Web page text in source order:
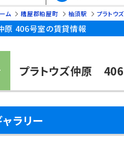
ム 糟屋郡粕屋町 柚須駅 プラトウ
原 406号室の賃貸情報
プラトウズ仲原
ラリー